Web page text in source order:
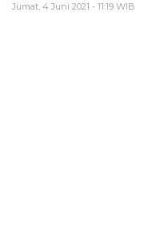
Jumat, 4 Juni 2021 - 11:19 WIB